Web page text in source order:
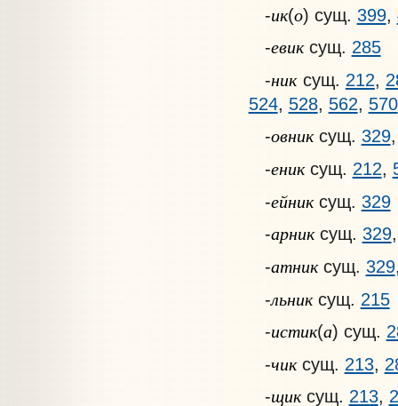
-ик(о) сущ. 399,
-евиксущ. 285
-никсущ. 212,
524, 528, 562, 570
-овниксущ. 329
-ениксущ. 212,
-ейниксущ. 329
-арниксущ. 329
-атниксущ. 329
-льниксущ. 215
-истик(а) сущ.
-чиксущ. 213,
-щиксущ. 213,